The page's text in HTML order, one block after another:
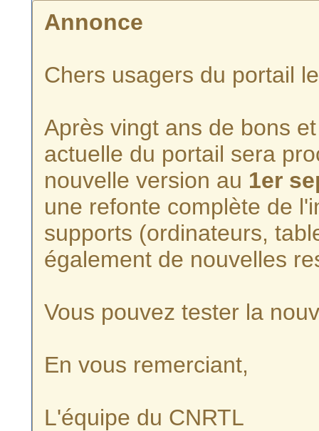
Annonce
Chers usagers du portail
Après vingt ans de bons
actuelle du portail sera
nouvelle version au 1er
une refonte complète de
supports (ordinateurs,
également de nouvelles
Vous pouvez tester la
En vous remerciant,
L'équipe du CNRTL